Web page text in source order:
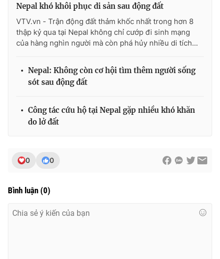
Chuyên mục khác
Emagazine Podcast
Video
VTV Money VTV Thể thao
Nepal khó khôi phục di sản sau động đất
VTV.vn - Trận động đất thảm khốc nhất trong hơn 8
thập kỷ qua tại Nepal không chỉ cướp đi sinh mạng
của hàng nghìn người mà còn phá hủy nhiều di tích...
Nepal: Không còn cơ hội tìm thêm người sống
sót sau động đất
Công tác cứu hộ tại Nepal gặp nhiều khó khăn
do lở đất
0 0
Bình luận (0)